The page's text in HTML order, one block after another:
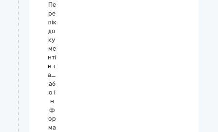
Пе
ре
лік
до
ку
ме
нті
в т
а_
аб
о і
н
ф
ор
ма